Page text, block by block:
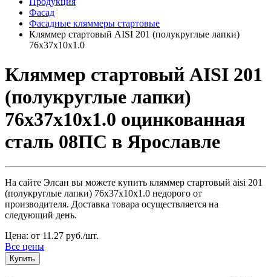
Фасад
Фасадные кляммеры стартовые
Кляммер стартовый AISI 201 (полукруглые лапки)
76х37х10x1.0
Кляммер стартовый AISI 201
(полукруглые лапки)
76х37х10x1.0 оцинкованная
сталь 08ПС в Ярославле
На сайте Элсан вы можете купить кляммер стартовый aisi 201
(полукруглые лапки) 76х37х10x1.0 недорого от
производителя. Доставка товара осуществляется на
следующий день.
Цена: от 11.27 руб./шт.
Все цены
Купить